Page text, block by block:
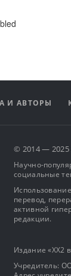
И АВТОРЫ
© 2014 —
Научно-
социальные
перевод,
активной
редакции.
Издание «XX2
Учредитель: